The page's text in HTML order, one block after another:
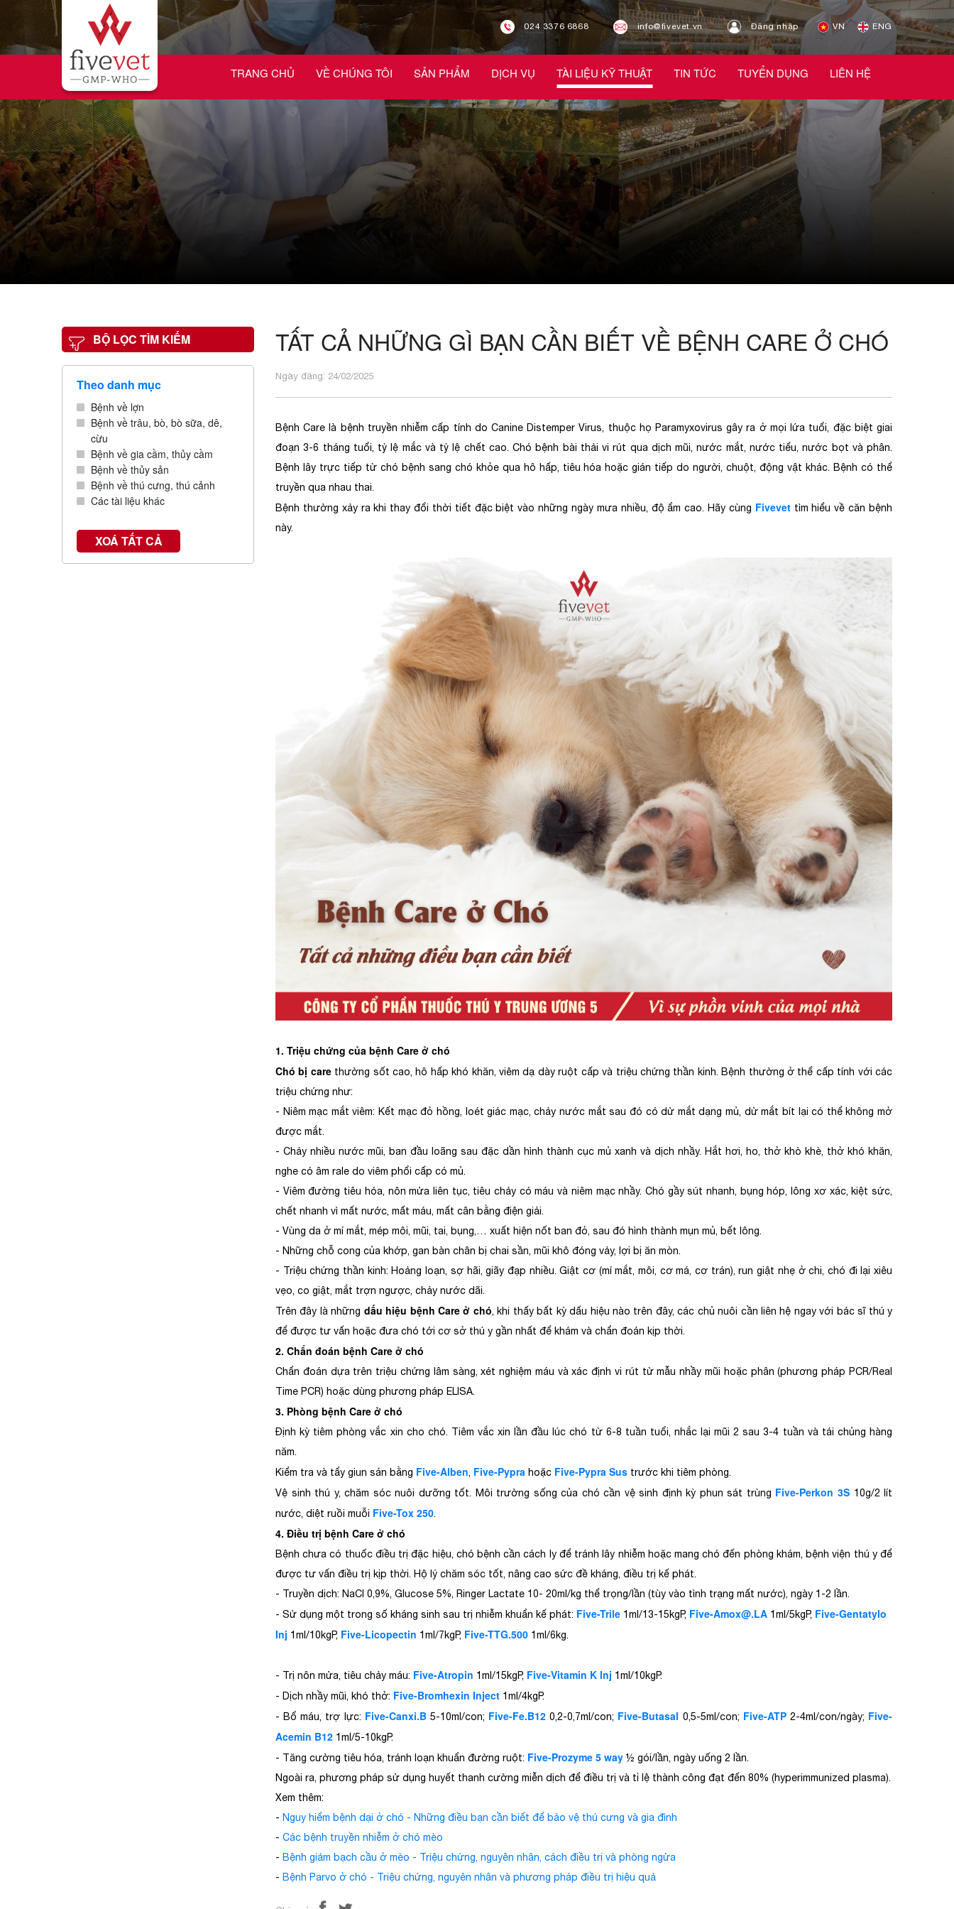
024 3376 6868 info@fivevet.vn Đăng nhập VN ENG
TRANG CHỦ VỀ CHÚNG TÔI SẢN PHẨM DỊCH VỤ TÀI LIỆU KỸ THUẬT TIN TỨC TUYỂN DỤNG LIÊN HỆ
BỘ LỌC TÌM KIẾM
Theo danh mục
Bệnh về lợn
Bệnh về trâu, bò, bò sữa, dê,
cừu
Bệnh về gia cầm, thủy cầm
Bệnh về thủy sản
Bệnh về thú cưng, thú cảnh
Các tài liệu khác
XOÁ TẤT CẢ
TẤT CẢ NHỮNG GÌ BẠN CẦN BIẾT VỀ BỆNH CARE Ở CHÓ
Ngày đăng: 24/02/2025
Bệnh Care là bệnh truyền nhiễm cấp tính do Canine Distemper Virus, thuộc họ Paramyxovirus gây ra ở mọi lứa tuổi, đặc biệt giai
đoạn 3-6 tháng tuổi, tỷ lệ mắc và tỷ lệ chết cao. Chó bệnh bài thải vi rút qua dịch mũi, nước mắt, nước tiểu, nước bọt và phân.
Bệnh lây trực tiếp từ chó bệnh sang chó khỏe qua hô hấp, tiêu hóa hoặc gián tiếp do người, chuột, động vật khác. Bệnh có thể
truyền qua nhau thai.
Bệnh thường xảy ra khi thay đổi thời tiết đặc biệt vào những ngày mưa nhiều, độ ẩm cao. Hãy cùng Fivevettìm hiểu về căn bệnh
này.
1. Triệu chứng của bệnh Care ở chó
Chó bị carethường sốt cao, hô hấp khó khăn, viêm dạ dày ruột cấp và triệu chứng thần kinh. Bệnh thường ở thể cấp tính với các
triệu chứng như:
- Niêm mạc mắt viêm: Kết mạc đỏ hồng, loét giác mạc, chảy nước mắt sau đó có dử mắt dạng mủ, dử mắt bít lại có thể không mở
được mắt.
- Chảy nhiều nước mũi, ban đầu loãng sau đặc dần hình thành cục mủ xanh và dịch nhầy. Hắt hơi, ho, thở khò khè, thở khó khăn,
nghe có âm rale do viêm phổi cấp có mủ.
- Viêm đường tiêu hóa, nôn mửa liên tục, tiêu chảy có máu và niêm mạc nhầy. Chó gầy sút nhanh, bụng hóp, lông xơ xác, kiệt sức,
chết nhanh vì mất nước, mất máu, mất cân bằng điện giải.
- Vùng da ở mí mắt, mép môi, mũi, tai, bụng,… xuất hiện nốt ban đỏ, sau đó hình thành mụn mủ, bết lông.
- Những chỗ cong của khớp, gan bàn chân bị chai sần, mũi khô đóng vảy, lợi bị ăn mòn.
- Triệu chứng thần kinh: Hoảng loạn, sợ hãi, giãy đạp nhiều. Giật cơ (mí mắt, môi, cơ má, cơ trán), run giật nhẹ ở chi, chó đi lại xiêu
vẹo, co giật, mắt trợn ngược, chảy nước dãi.
Trên đây là những dấu hiệu bệnh Care ở chó, khi thấy bất kỳ dấu hiệu nào trên đây, các chủ nuôi cần liên hệ ngay với bác sĩ thú y
để được tư vấn hoặc đưa chó tới cơ sở thú y gần nhất để khám và chẩn đoán kịp thời.
2. Chẩn đoán bệnh Care ở chó
Chẩn đoán dựa trên triệu chứng lâm sàng, xét nghiệm máu và xác định vi rút từ mẫu nhầy mũi hoặc phân (phương pháp PCR/Real
Time PCR) hoặc dùng phương pháp ELISA.
3. Phòng bệnh Care ở chó
Định kỳ tiêm phòng vắc xin cho chó. Tiêm vắc xin lần đầu lúc chó từ 6-8 tuần tuổi, nhắc lại mũi 2 sau 3-4 tuần và tái chủng hàng
năm.
Kiểm tra và tẩy giun sán bằng Five-Alben, Five-Pypra hoặc Five-Pypra Sus trước khi tiêm phòng.
Vệ sinh thú y, chăm sóc nuôi dưỡng tốt. Môi trường sống của chó cần vệ sinh định kỳ phun sát trùng Five-Perkon 3S10g/2 lít
nước, diệt ruồi muỗi Five-Tox 250.
4. Điều trị bệnh Care ở chó
Bệnh chưa có thuốc điều trị đặc hiệu, chó bệnh cần cách ly để tránh lây nhiễm hoặc mang chó đến phòng khám, bệnh viện thú y để
được tư vấn điều trị kịp thời. Hộ lý chăm sóc tốt, nâng cao sức đề kháng, điều trị kế phát.
- Truyền dịch: NaCl 0,9%, Glucose 5%, Ringer Lactate 10- 20ml/kg thể trọng/lần (tùy vào tình trạng mất nước), ngày 1-2 lần.
- Sử dụng một trong số kháng sinh sau trị nhiễm khuẩn kế phát: Five-Trile 1ml/13-15kgP, Five-Amox@.LA 1ml/5kgP, Five-Gentatylo
Inj 1ml/10kgP, Five-Licopectin 1ml/7kgP, Five-TTG.500 1ml/6kg.
- Trị nôn mửa, tiêu chảy máu: Five-Atropin 1ml/15kgP, Five-Vitamin K Inj 1ml/10kgP.
- Dịch nhầy mũi, khó thở: Five-Bromhexin Inject 1ml/4kgP.
- Bổ máu, trợ lực: Five-Canxi.B5-10ml/con; Five-Fe.B12 0,2-0,7ml/con; Five-Butasal 0,5-5ml/con; Five-ATP2-4ml/con/ngày; Five-
Acemin B12 1ml/5-10kgP.
- Tăng cường tiêu hóa, tránh loạn khuẩn đường ruột: Five-Prozyme 5 way ½ gói/lần, ngày uống 2 lần.
Ngoài ra, phương pháp sử dụng huyết thanh cường miễn dịch để điều trị và tỉ lệ thành công đạt đến 80% (hyperimmunized plasma).
Xem thêm:
- Nguy hiểm bệnh dại ở chó - Những điều bạn cần biết để bảo vệ thú cưng và gia đình
- Các bệnh truyền nhiễm ở chó mèo
- Bệnh giảm bạch cầu ở mèo - Triệu chứng, nguyên nhân, cách điều trị và phòng ngừa
- Bệnh Parvo ở chó - Triệu chứng, nguyên nhân và phương pháp điều trị hiệu quả